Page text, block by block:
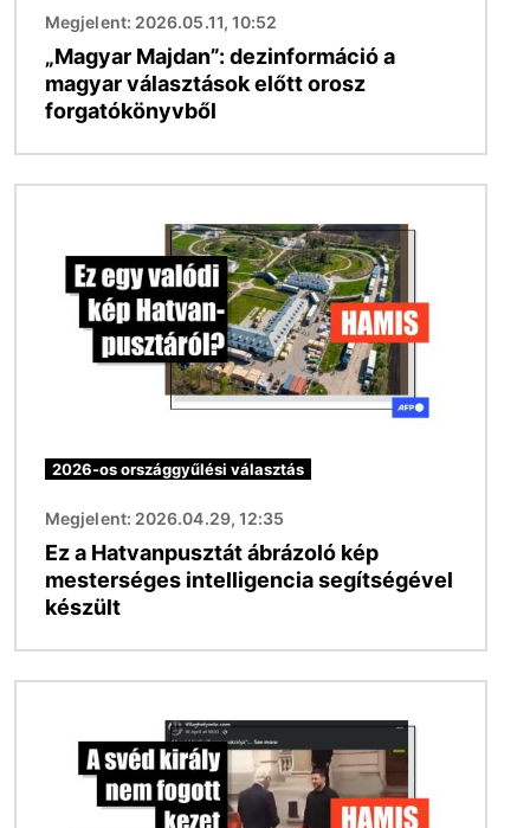
Megjelent: 2026.05.11, 10:52
„Magyar Majdan”: dezinformáció a
magyar választások előtt orosz
forgatókönyvből
2026-os országgyűlési választás
Megjelent: 2026.04.29, 12:35
Ez a Hatvanpusztát ábrázoló kép
mesterséges intelligencia segítségével
készült